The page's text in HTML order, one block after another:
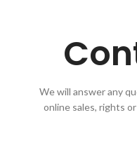
We will answer any
online sales, rights